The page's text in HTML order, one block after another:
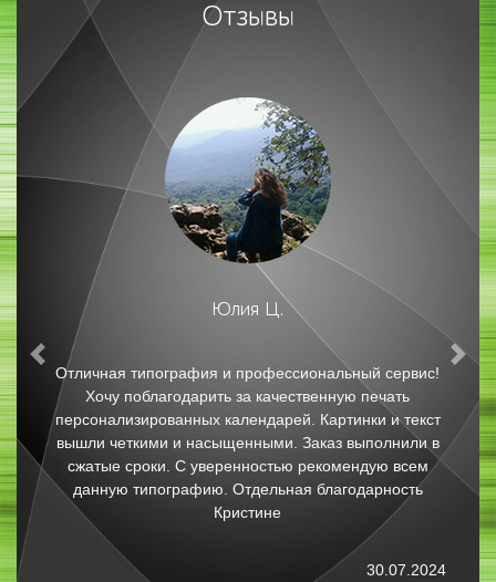
Отзывы
Юлия Ц.
Отличная типография и профессиональный сервис!
Хочу поблагодарить за качественную печать
персонализированных календарей. Картинки и текст
вышли четкими и насыщенными. Заказ выполнили в
сжатые сроки. С уверенностью рекомендую всем
данную типографию. Отдельная благодарность
Кристине
30.07.2024
Previous